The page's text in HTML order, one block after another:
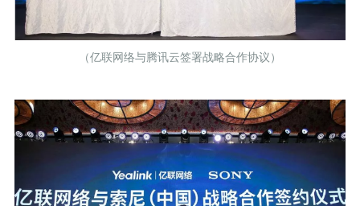
（亿联网络与腾讯云签署战略合作协议）